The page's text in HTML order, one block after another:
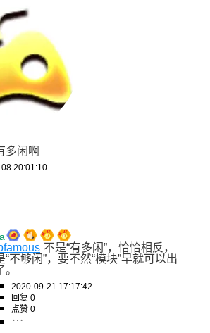
多闲啊
20:01:10
不是“有多闲”，恰恰相反，
“不够闲”，要不然“模块”早就可以出
2020-09-21 17:17:42
回复 0
点赞 0